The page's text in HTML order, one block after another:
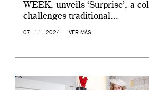
WEEK, unveils ‘Surprise’, a
challenges traditional...
07 - 11 - 2024 — VER MÁS